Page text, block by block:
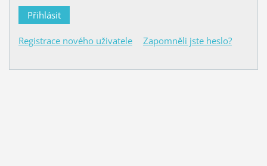
Registrace nového uživatele Zapomněli jste heslo?